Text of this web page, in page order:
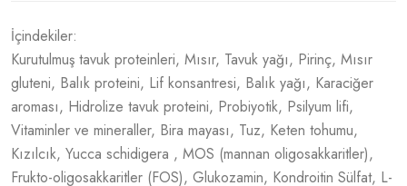
İçindekiler:
Kurutulmuş tavuk proteinleri, Mısır, Tavuk yağı, Pirinç, Mısır
gluteni, Balık proteini, Lif konsantresi, Balık yağı, Karaciğer
aroması, Hidrolize tavuk proteini, Probiyotik, Psilyum lifi,
Vitaminler ve mineraller, Bira mayası, Tuz, Keten tohumu,
Kızılcık, Yucca schidigera , MOS (mannan oligosakkaritler),
Frukto-oligosakkaritler (FOS), Glukozamin, Kondroitin Sülfat, L-